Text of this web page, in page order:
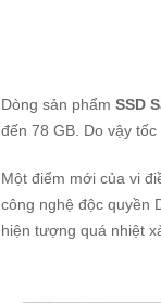
Dòng sản phẩm SSD
đến 78 GB. Do vậy tốc
Một điểm mới của vi
công nghệ độc quyền
hiện tượng quá nhiệt